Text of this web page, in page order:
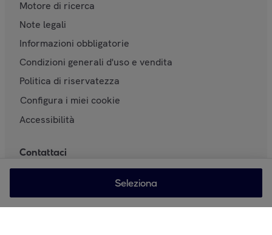
Seleziona
Motore di ricerca
Note legali
Informazioni obbligatorie
Condizioni generali d'uso e vendita
Politica di riservatezza
Configura i miei cookie
Accessibilità
Contattaci
Richiami di prodotti